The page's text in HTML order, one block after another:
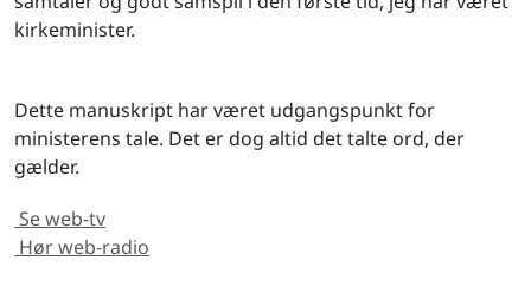
kirkeminister.
Dette manuskript har været udgangspunkt for
ministerens tale. Det er dog altid det talte ord, der
gælder.
Se web-tv
Hør web-radio